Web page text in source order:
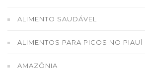
ALIMENTO SAUDÁVEL
ALIMENTOS PARA PICOS NO PIAUÍ
AMAZÔNIA